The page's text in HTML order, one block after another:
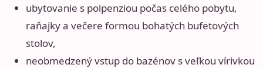
ubytovanie s polpenziou počas celého pobytu,
raňajky a večere formou bohatých bufetových
stolov,
neobmedzený vstup do bazénov s veľkou vírivkou